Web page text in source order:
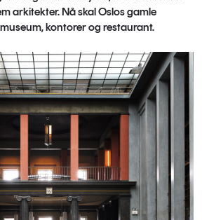
arkitekter. Nå skal Oslos gamle
kontorer og restaurant.